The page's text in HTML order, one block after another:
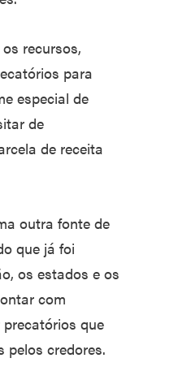
recursos,
para
especial de
de
de receita
outra fonte de
que já foi
os estados e os
com
que
pelos credores.